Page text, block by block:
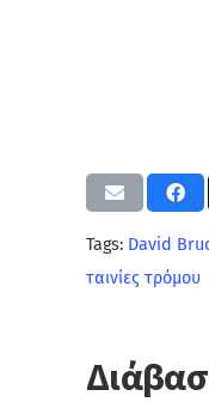
Tags: David
ταινίες τρόμου